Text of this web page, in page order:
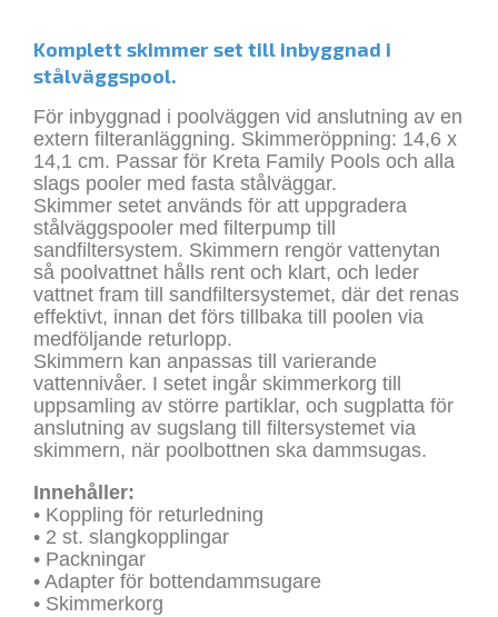
Komplett skimmer set till inbyggnad i
stålväggspool.
För inbyggnad i poolväggen vid anslutning av en
extern filteranläggning. Skimmeröppning: 14,6 x
14,1 cm. Passar för Kreta Family Pools och alla
slags pooler med fasta stålväggar.
Skimmer setet används för att uppgradera
stålväggspooler med filterpump till
sandfiltersystem. Skimmern rengör vattenytan
så poolvattnet hålls rent och klart, och leder
vattnet fram till sandfiltersystemet, där det renas
effektivt, innan det förs tillbaka till poolen via
medföljande returlopp.
Skimmern kan anpassas till varierande
vattennivåer. I setet ingår skimmerkorg till
uppsamling av större partiklar, och sugplatta för
anslutning av sugslang till filtersystemet via
skimmern, när poolbottnen ska dammsugas.
Innehåller:
• Koppling för returledning
• 2 st. slangkopplingar
• Packningar
• Adapter för bottendammsugare
• Skimmerkorg